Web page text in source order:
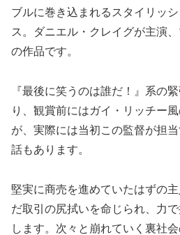
ブルに巻き込まれるスタイリッ
ス。ダニエル・クレイグが主演
の作品です。
『最後に笑うのは誰だ！』系の
り、観賞前にはガイ・リッチー
が、実際には当初この監督が担
話もあります。
堅実に商売を進めていたはずの
だ取引の尻拭いを命じられ、力
します。次々と崩れていく裏社